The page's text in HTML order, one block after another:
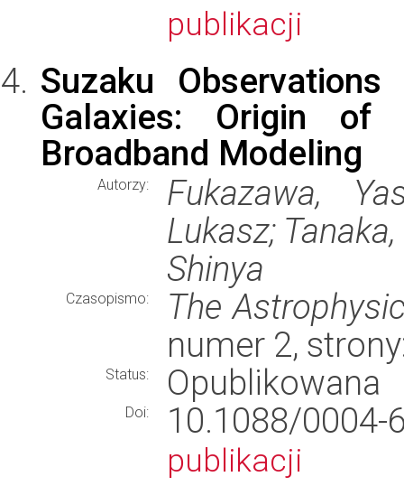
publikacji
Suzaku
Galaxies: Origin
Broadband Modeling
Autorzy:
Fukazawa,
Lukasz;
Shinya
Czasopismo:
The
numer 2,
Status: Opublikowana
Doi: 10.1088/
publikacji